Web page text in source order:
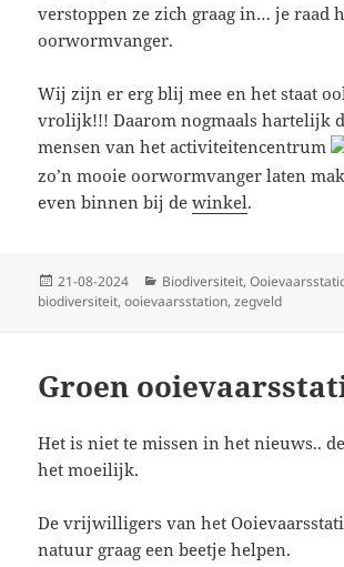
verstoppen ze zich graag in… je raad
oorwormvanger.
Wij zijn er erg blij mee en het staat
vrolijk!!! Daarom nogmaals hartelijk
mensen van het activiteitencentrum
zo’n mooie oorwormvanger laten
even binnen bij dewinkel.
Geplaatst
op
21-08-2024 Categorieën
Biodiversiteit,
biodiversiteit,ooievaarsstation,zegveld
Groen
Het is niet te missen in het nieuws..
het moeilijk.
De vrijwilligers van het
natuur graag een beetje helpen.